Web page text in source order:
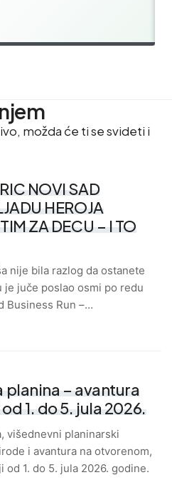
možda će ti se svideti i
NOVI SAD
HEROJA
ZA DECU – I TO
nije bila razlog da ostanete
je juče poslao osmi po redu
Business Run –…
planina – avantura
1. do 5. jula 2026.
višednevni planinarski
i avantura na otvorenom,
1. do 5. jula 2026. godine.